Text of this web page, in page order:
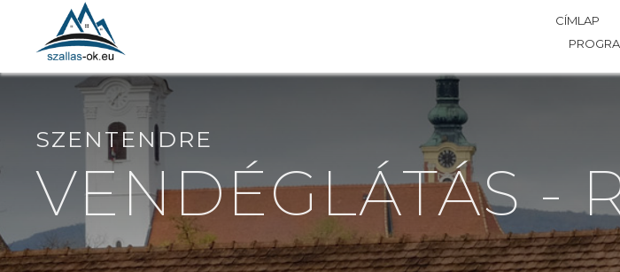
CÍMLAP
SZENTENDRE
VENDÉGLÁTÁS -